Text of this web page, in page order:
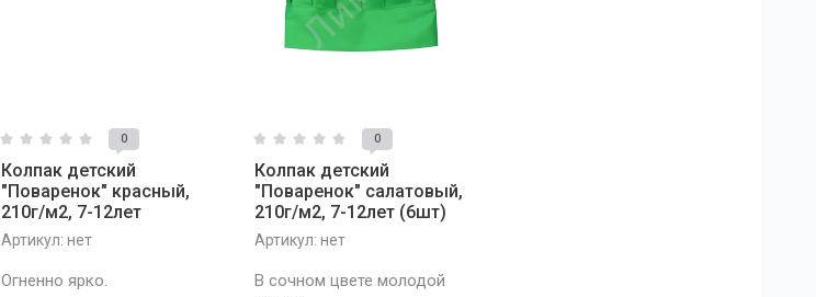
0
Колпак детский
"Поваренок" красный,
210г/м2, 7-12лет
Артикул: нет
Огненно ярко.
0
Колпак детский
"Поваренок" салатовый,
210г/м2, 7-12лет (6шт)
Артикул: нет
В сочном цвете молодой